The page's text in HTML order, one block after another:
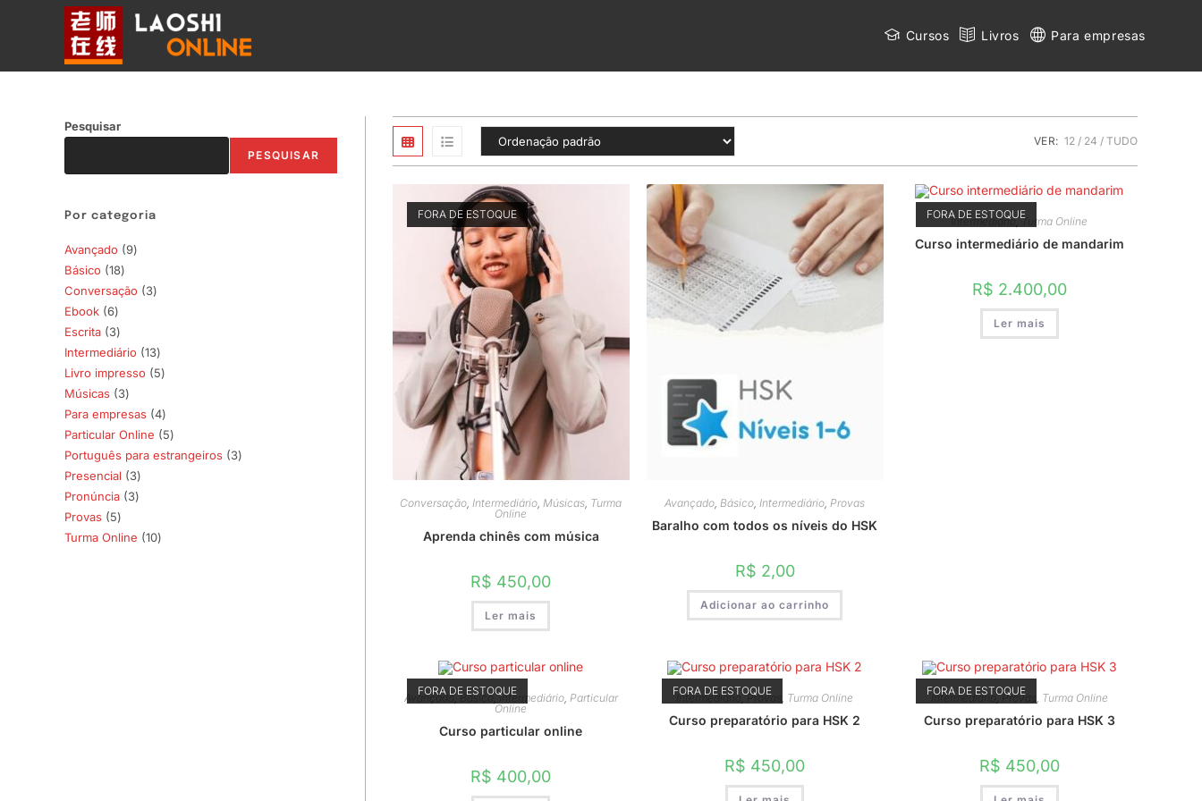
Cursos Livros Para empresas
VER: 12 24 TUDO
FORA DE ESTOQUE
Conversação,Intermediário,Músicas, Turma
Online
Aprenda chinês com música
R$ 450,00
Ler mais
Avançado,Básico,Intermediário,Provas
Baralho com todos os níveis do HSK
R$ 2,00
Adicionar ao carrinho
FORA DE ESTOQUE
Intermediário,Turma Online
Curso intermediário de mandarim
R$ 2.400,00
Ler mais
FORA DE ESTOQUE
Avançado,Básico,Intermediário, Particular
Online
Curso particular online
R$ 400,00
FORA DE ESTOQUE
Intermediário ,Provas Turma Online
Curso preparatório para HSK 2
R$ 450,00
FORA DE ESTOQUE
Intermediário ,Provas Turma Online
Curso preparatório para HSK 3
R$ 450,00
Pesquisar
PESQUISAR
Por categoria
Avançado 99
Básico 1818
produtos
Conversação 33
Ebook 66
produtos
Escrita 33
produtos
Intermediário 1313
produtos
Livro impresso 55
Músicas 33
produtos
Para empresas 44
produtos
Particular Online 55
produtos
Português para estrangeiros 33
Presencial 33
produtos
Pronúncia 33
Provas 55
produtos
Turma Online 1010